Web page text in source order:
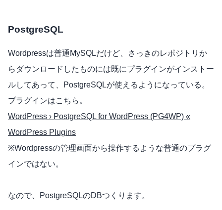
PostgreSQL
Wordpressは普通MySQLだけど、さっきのレポジトリか
らダウンロードしたものには既にプラグインがインストー
ルしてあって、PostgreSQLが使えるようになっている。
プラグインはこちら。
WordPress › PostgreSQL for WordPress (PG4WP) «
WordPress Plugins
※Wordpressの管理画面から操作するような普通のプラグ
インではない。
なので、PostgreSQLのDBつくります。